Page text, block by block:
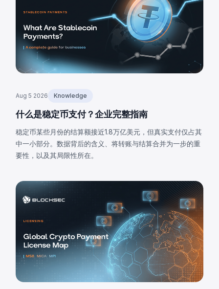
Aug 5 2026 Knowledge
什么是稳定币支付？企业完整指南
稳定币某些月份的结算额接近1.8万亿美元，但真实支付仅占其
中一小部分。数据背后的含义、将转账与结算合并为一步的重
要性，以及其局限性所在。